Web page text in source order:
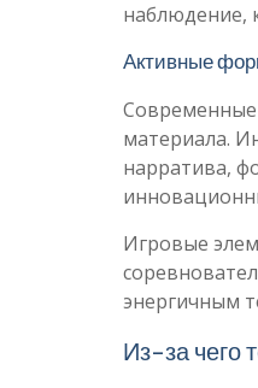
наблюдение,
Активные
материала.
нарратива,
Игровые
энергичным
Из-за чего